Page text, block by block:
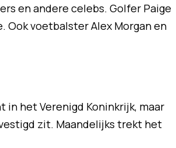
en andere celebs. Golfer Paige
Ook voetbalster Alex Morgan en
in het Verenigd Koninkrijk, maar
zit. Maandelijks trekt het